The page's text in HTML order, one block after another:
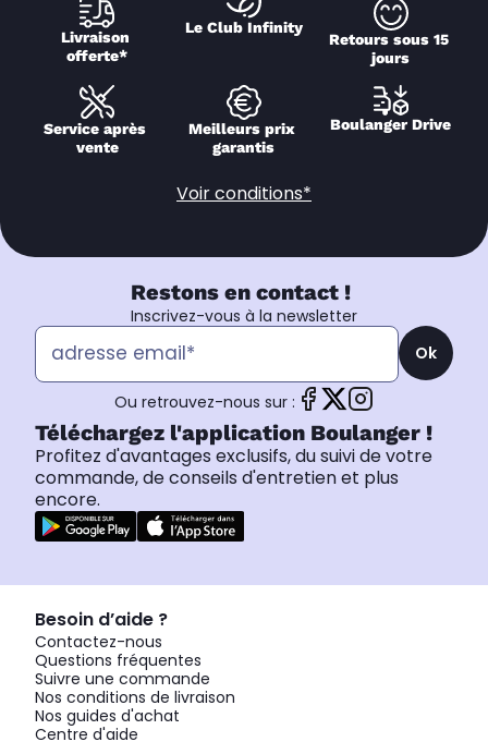
Livraison
offerte*
Le Club Infinity
Retours sous 15
jours
Service après
vente
Meilleurs prix
garantis
Boulanger Drive
Voir conditions*
Restons en contact !
Inscrivez-vous à la newsletter
Ok
Ou retrouvez-nous sur :
Téléchargez l'application Boulanger !
Profitez d'avantages exclusifs, du suivi de votre
commande, de conseils d'entretien et plus
encore.
Besoin d’aide ?
Contactez-nous
Questions fréquentes
Suivre une commande
Nos conditions de livraison
Nos guides d'achat
Centre d'aide